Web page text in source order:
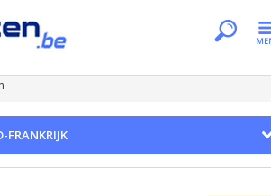
FRANKRIJK